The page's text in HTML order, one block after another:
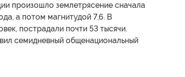
произошло землетрясение сначала
а потом магнитудой 7,6. В
пострадали почти 53 тысячи.
семидневный общенациональный